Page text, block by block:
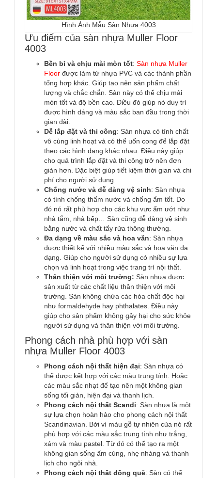
Hình Ảnh Mẫu Sàn Nhựa 4003
Ưu điểm của sàn nhựa Muller Floor
4003
Bền bỉ và chịu mài mòn tốt: Sàn nhựa Muller
Floor được làm từ nhựa PVC và các thành phần
tổng hợp khác. Giúp tạo nên sản phẩm chất
lượng và chắc chắn. Sàn này có thể chịu mài
mòn tốt và độ bền cao. Điều đó giúp nó duy trì
được hình dáng và màu sắc ban đầu trong thời
gian dài.
Dễ lắp đặt và thi công: Sàn nhựa có tính chất
vô cùng linh hoạt và có thể uốn cong để lắp đặt
theo các hình dạng khác nhau. Điều này giúp
cho quá trình lắp đặt và thi công trở nên đơn
giản hơn. Đặc biệt giúp tiết kiệm thời gian và chi
phí cho người sử dụng.
Chống nước và dễ dàng vệ sinh: Sàn nhựa
có tính chống thấm nước và chống ẩm tốt. Do
đó nó rất phù hợp cho các khu vực ẩm ướt như
nhà tắm, nhà bếp… Sàn cũng dễ dàng vệ sinh
bằng nước và chất tẩy rửa thông thường.
Đa dạng về màu sắc và hoa văn: Sàn nhựa
được thiết kế với nhiều màu sắc và hoa văn đa
dạng. Giúp cho người sử dụng có nhiều sự lựa
chọn và linh hoạt trong việc trang trí nội thất.
Thân thiện với môi trường: Sàn nhựa được
sản xuất từ các chất liệu thân thiện với môi
trường. Sàn không chứa các hóa chất độc hại
như formaldehyde hay phthalates. Điều này
giúp cho sản phẩm không gây hại cho sức khỏe
người sử dụng và thân thiện với môi trường.
Phong cách nhà phù hợp với sàn
nhựa Muller Floor 4003
Phong cách nội thất hiện đại: Sàn nhựa có
thể được kết hợp với các màu trung tính. Hoặc
các màu sắc nhạt để tạo nên một không gian
sống tối giản, hiện đại và thanh lịch.
Phong cách nội thất Scandi: Sàn nhựa là một
sự lựa chọn hoàn hảo cho phong cách nội thất
Scandinavian. Bởi vì màu gỗ tự nhiên của nó rất
phù hợp với các màu sắc trung tính như trắng,
xám và màu pastel. Từ đó có thể tạo ra một
không gian sống ấm cúng, nhẹ nhàng và thanh
lịch cho ngôi nhà.
Phong cách nội thất đồng quê: Sàn có thể